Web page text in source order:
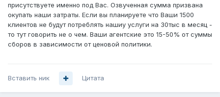
присутствуете именно под Вас. Озвученная сумма призвана
окупать наши затраты. Если вы планируете что Ваши 1500
клиентов не будут потреблять нашиу услуги на 30тыс в месяц -
то тут говорить не о чем. Ваши агентские это 15-50% от суммы
сборов в зависимости от ценовой политики.
Вставить ник Цитата